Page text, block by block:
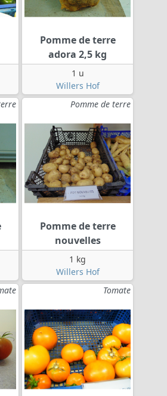
Pomme de terre
adora 2,5 kg
1 u
Willers Hof
Pomme de terre
Pomme de terre
nouvelles
1 kg
Willers Hof
Tomate